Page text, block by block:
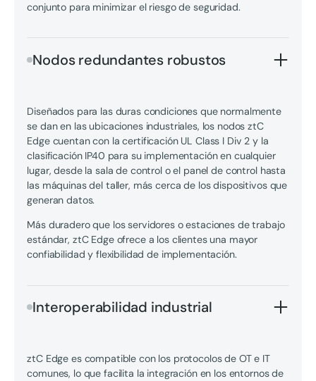
conjunto para minimizar el riesgo de seguridad.
Nodos redundantes robustos
Diseñados para las duras condiciones que normalmente
se dan en las ubicaciones industriales, los nodos ztC
Edge cuentan con la certificación UL Class I Div 2 y la
clasificación IP40 para su implementación en cualquier
lugar, desde la sala de control o el panel de control hasta
las máquinas del taller, más cerca de los dispositivos que
generan datos.
Más duradero que los servidores o estaciones de trabajo
estándar, ztC Edge ofrece a los clientes una mayor
confiabilidad y flexibilidad de implementación.
Interoperabilidad industrial
ztC Edge es compatible con los protocolos de OT e IT
comunes, lo que facilita la integración en los entornos de